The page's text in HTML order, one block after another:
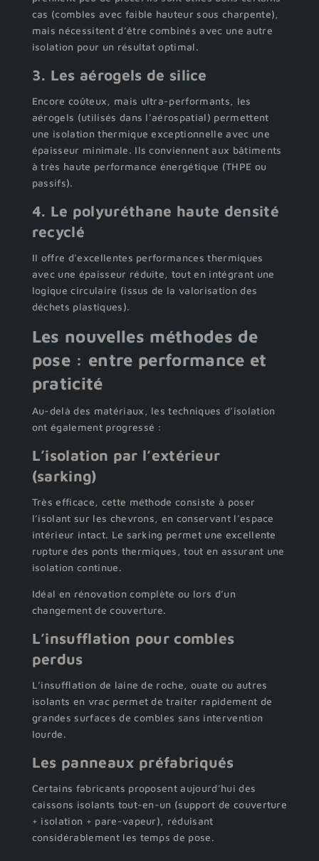
cas (combles avec faible hauteur sous charpente),
mais nécessitent d’être combinés avec une autre
isolation pour un résultat optimal.
3. Les aérogels de silice
Encore coûteux, mais ultra-performants, les
aérogels (utilisés dans l’aérospatial) permettent
une isolation thermique exceptionnelle avec une
épaisseur minimale. Ils conviennent aux bâtiments
à très haute performance énergétique (THPE ou
passifs).
4. Le polyuréthane haute densité
recyclé
Il offre d’excellentes performances thermiques
avec une épaisseur réduite, tout en intégrant une
logique circulaire (issus de la valorisation des
déchets plastiques).
Les nouvelles méthodes de
pose : entre performance et
praticité
Au-delà des matériaux, les techniques d’isolation
ont également progressé :
L’isolation par l’extérieur
(sarking)
Très efficace, cette méthode consiste à poser
l’isolant sur les chevrons, en conservant l’espace
intérieur intact. Le sarking permet une excellente
rupture des ponts thermiques, tout en assurant une
isolation continue.
Idéal en rénovation complète ou lors d’un
changement de couverture.
L’insufflation pour combles
perdus
L’insufflation de laine de roche, ouate ou autres
isolants en vrac permet de traiter rapidement de
grandes surfaces de combles sans intervention
lourde.
Les panneaux préfabriqués
Certains fabricants proposent aujourd’hui des
caissons isolants tout-en-un (support de couverture
+ isolation + pare-vapeur), réduisant
considérablement les temps de pose.